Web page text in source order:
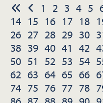
1 2 3 4 5
14 15 16 17 18
26 27 28 29 30
38 39 40 41 42
50 51 52 53 54
62 63 64 65 66
74 75 76 77 78